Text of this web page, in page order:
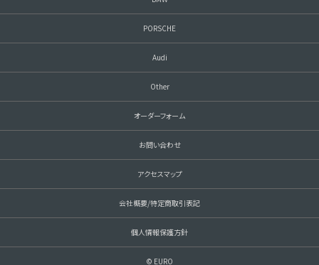
PORSCHE
Audi
Other
オーダーフォーム
お問い合わせ
アクセスマップ
会社概要/特定商取引表記
個人情報保護方針
© EURO